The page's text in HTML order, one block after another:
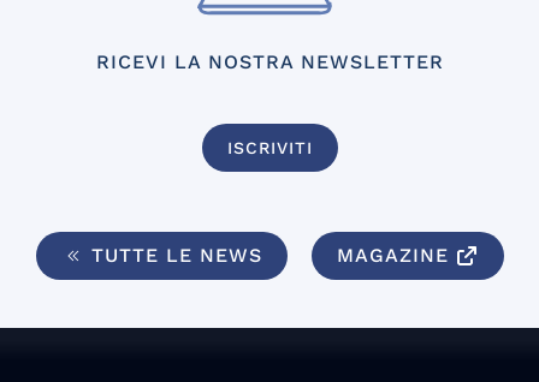
RICEVI LA NOSTRA NEWSLETTER
ISCRIVITI
TUTTE LE NEWS MAGAZINE